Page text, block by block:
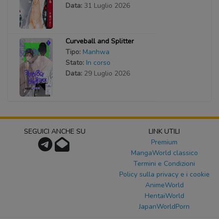
Data: 31 Luglio 2026
Curveball and Splitter
Tipo: Manhwa
Stato: In corso
Data: 29 Luglio 2026
SEGUICI ANCHE SU
LINK UTILI
Premium
MangaWorld classico
Termini e Condizioni
Policy sulla privacy e i cookie
AnimeWorld
HentaiWorld
JapanWorldPorn